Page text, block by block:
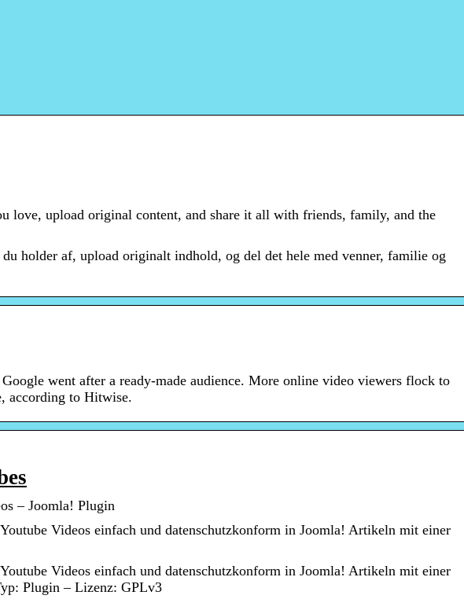
love, upload original content, and share it all with friends, family, and the
holder af, upload originalt indhold, og del det hele med venner, familie og
went after a ready-made audience. More online video viewers flock to
according to Hitwise.
– Joomla! Plugin
Videos einfach und datenschutzkonform in Joomla! Artikeln mit einer
Videos einfach und datenschutzkonform in Joomla! Artikeln mit einer
Plugin – Lizenz: GPLv3